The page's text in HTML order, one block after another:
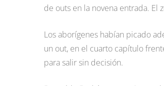
de outs en la novena entrada.
Los aborígenes habían picado
un out, en el cuarto capítulo
para salir sin decisión.